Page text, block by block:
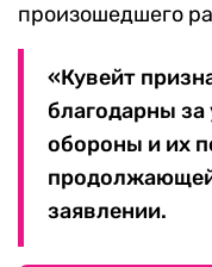
произошедшего
«Кувейт
благодарны за
обороны и их
заявлении.